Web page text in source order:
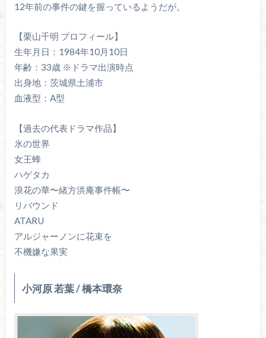
12年前の事件の鍵を握っているようだが。
【栗山千明 プロフィール】
生年月日：1984年10月10日
年齢：33歳 ※ドラマ出演時点
出身地：茨城県土浦市
血液型：A型
【過去の代表ドラマ作品】
氷の世界
女王蜂
ハゲタカ
浪花の華〜緒方洪庵事件帳〜
リバウンド
ATARU
アルジャーノンに花束を
不機嫌な果実
小河原 若葉 / 橋本環奈